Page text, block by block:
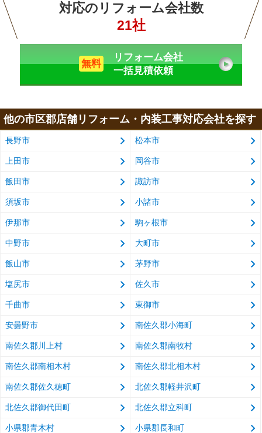
対応のリフォーム会社数
21社
無料
リフォーム会社
一括見積依頼
他の市区郡店舗リフォーム・内装工事対応会社を探す
長野市 松本市
上田市 岡谷市
飯田市 諏訪市
須坂市 小諸市
伊那市 駒ヶ根市
中野市 大町市
飯山市 茅野市
塩尻市 佐久市
千曲市 東御市
安曇野市 南佐久郡小海町
南佐久郡川上村 南佐久郡南牧村
南佐久郡南相木村 南佐久郡北相木村
南佐久郡佐久穂町 北佐久郡軽井沢町
北佐久郡御代田町 北佐久郡立科町
小県郡青木村 小県郡長和町